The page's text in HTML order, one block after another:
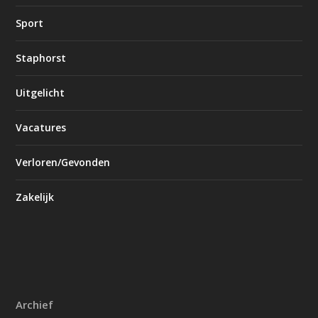
Sport
Staphorst
Uitgelicht
Vacatures
Verloren/Gevonden
Zakelijk
Archief